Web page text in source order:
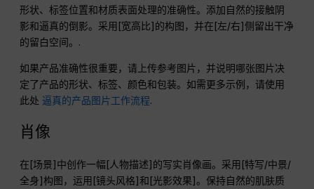
形状、标签位置和材质表面处理的准确性。添加自然的接触阴
影和逼真的倒影。采用[宽高比]的构图，并在[左/右]侧留出干净
的留白空间。.
如果产品准确性很重要，请上传参考图片，并说明哪张图片决
定了产品的形状、标签、颜色和包装。如需更多示例，请使用
此处 逼真的产品图片工作流程.
肖像
在[场景]中创作一幅[人物描述]的写实肖像画。采用[特写/中景/
全身]构图，运用[镜头风格]和[光影效果]。保持自然的肌肤质